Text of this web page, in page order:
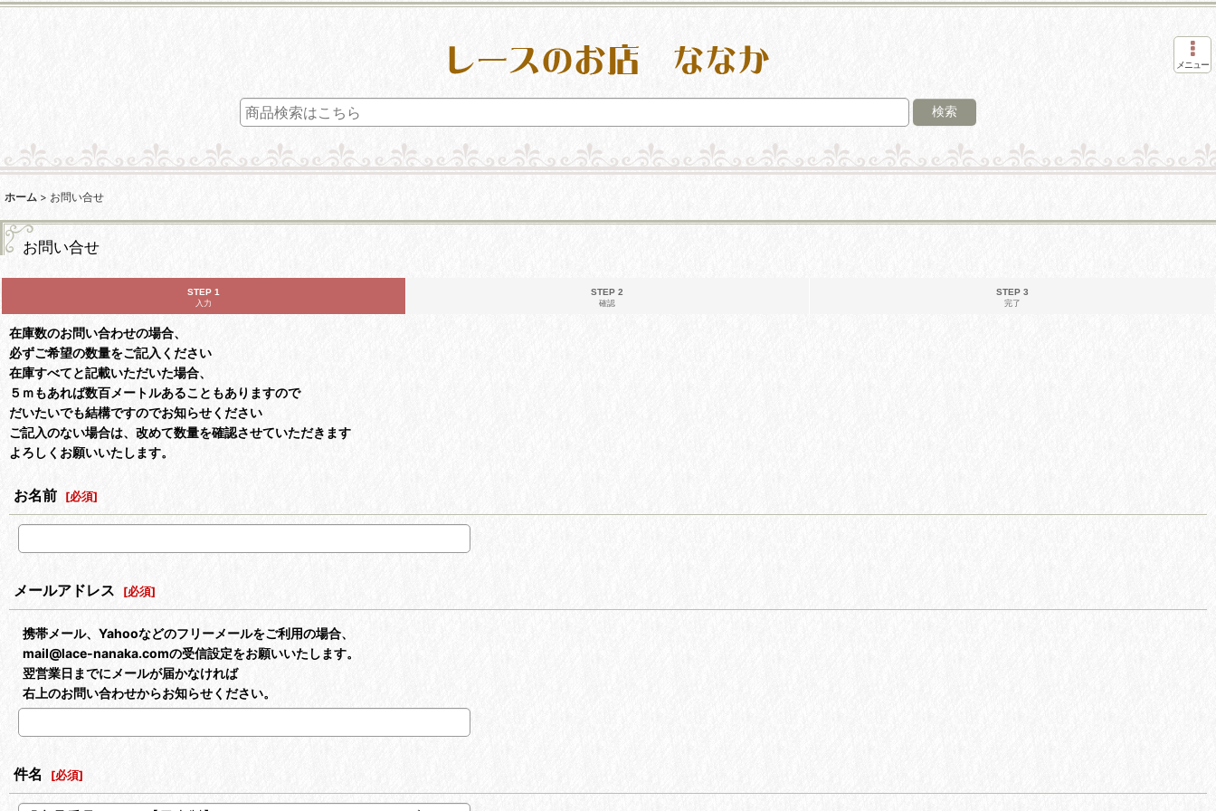
メニュー
検索
ホーム > お問い合せ
お問い合せ
STEP 1
入力
STEP 2
確認
STEP 3
完了
在庫数のお問い合わせの場合、
必ずご希望の数量をご記入ください
在庫すべてと記載いただいた場合、
５ｍもあれば数百メートルあることもありますので
だいたいでも結構ですのでお知らせください
ご記入のない場合は、改めて数量を確認させていただきます
よろしくお願いいたします。
お名前 [必須]
メールアドレス [必須]
携帯メール、Yahooなどのフリーメールをご利用の場合、
mail@lace-nanaka.comの受信設定をお願いいたします。
翌営業日までにメールが届かなければ
右上のお問い合わせからお知らせください。
件名 [必須]